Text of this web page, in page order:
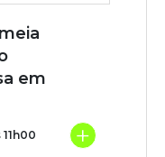
em
+